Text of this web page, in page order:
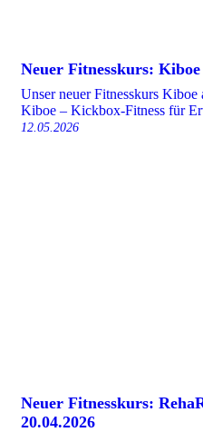
Neuer Fitnesskurs: Kiboe
Unser neuer Fitnesskurs
Kiboe – Kickbox-Fitness für
12.05.2026
Neuer Fitnesskurs:
20.04.2026